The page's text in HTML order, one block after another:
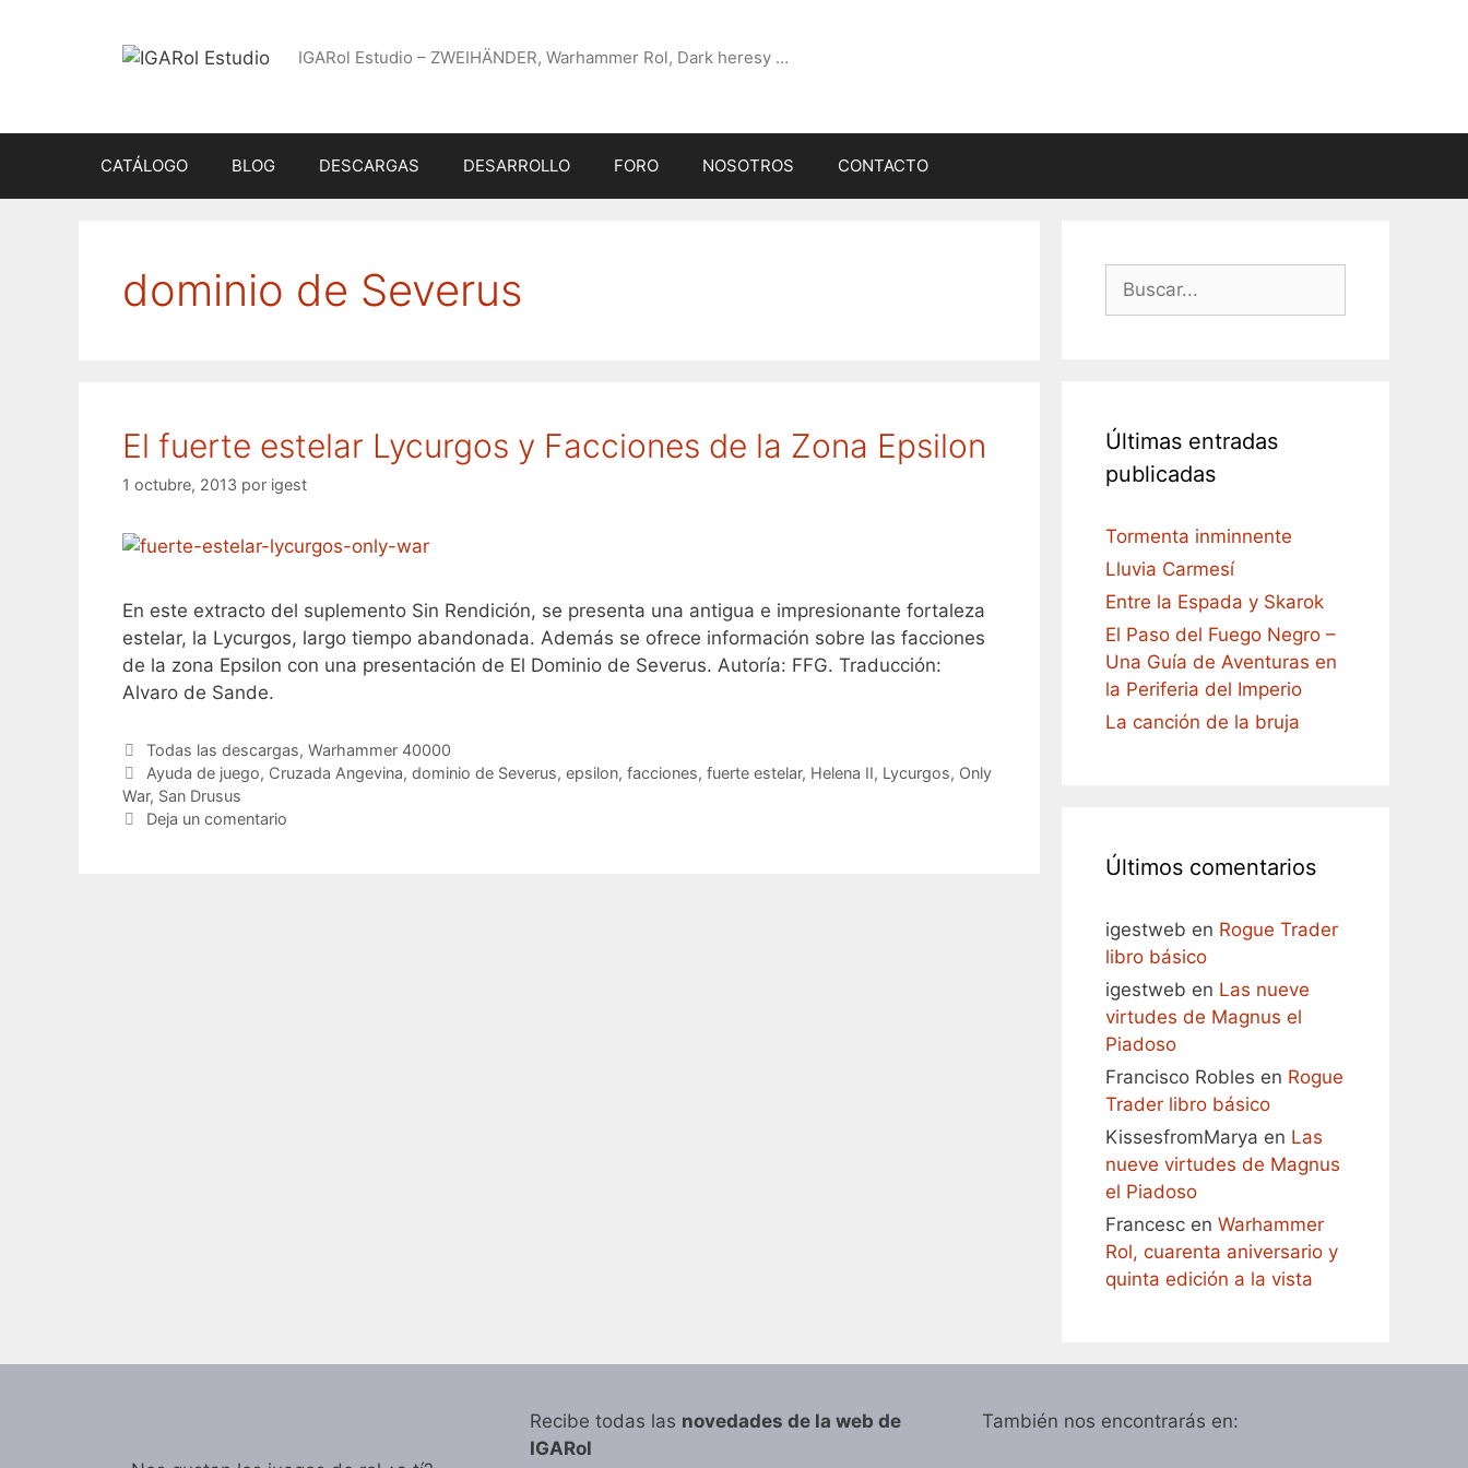
IGARol Estudio – ZWEIHÄNDER, Warhammer Rol, Dark heresy …
CATÁLOGO BLOG DESCARGAS DESARROLLO FORO NOSOTROS CONTACTO
dominio de Severus
El fuerte estelar Lycurgos y Facciones de la Zona Epsilon
1 octubre, 2013 por igest
En este extracto del suplemento Sin Rendición, se presenta una antigua e impresionante fortaleza
estelar, la Lycurgos, largo tiempo abandonada. Además se ofrece información sobre las facciones
de la zona Epsilon con una presentación de El Dominio de Severus. Autoría: FFG. Traducción:
Alvaro de Sande.
Categorías
Todas las descargas, Warhammer 40000
Etiquetas
Ayuda de juego, Cruzada Angevina, dominio de Severus, epsilon, facciones, fuerte estelar, Helena II, Lycurgos, Only
War, San Drusus
Deja un comentario
Buscar:
Últimas entradas
publicadas
Tormenta inminnente
Lluvia Carmesí
Entre la Espada y Skarok
El Paso del Fuego Negro –
Una Guía de Aventuras en
la Periferia del Imperio
La canción de la bruja
Últimos comentarios
igestweb en Rogue Trader
libro básico
igestweb en Las nueve
virtudes de Magnus el
Piadoso
Francisco Robles en Rogue
Trader libro básico
KissesfromMarya en Las
nueve virtudes de Magnus
el Piadoso
Francesc en Warhammer
Rol, cuarenta aniversario y
quinta edición a la vista
Recibe todas las novedades de la web de
IGARol
También nos encontrarás en: